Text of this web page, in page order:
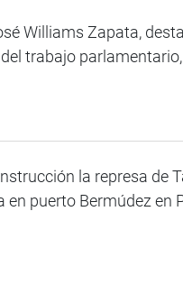
Williams Zapata,
trabajo
la represa de
puerto Bermúdez en